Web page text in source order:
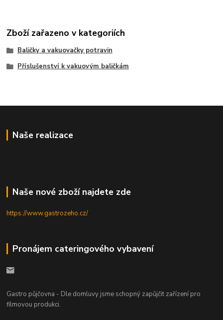
Zboží zařazeno v kategoriích
Baličky a vakuovačky potravin
Příslušenství k vakuovým baličkám
Naše realizace
Naše nové zboží najdete zde
https://www.gastrozeho.cz/
Pronájem cateringového vybavení
Gastro půjčovna - Dle domluvy jsme schopný zapůjčit zařízení pro
filmovou produkci.